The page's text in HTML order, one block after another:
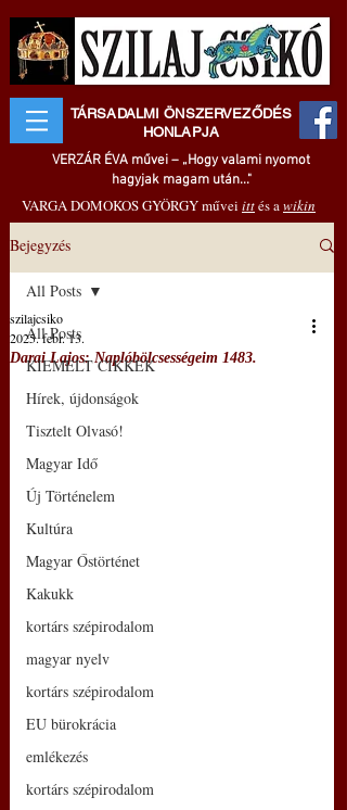
TÁRSADALMI ÖNSZERVEZŐDÉS
HONLAPJA
VERZÁR ÉVA művei – „Hogy valami nyomot
hagyjak magam után..."
VARGA DOMOKOS GYÖRGY művei ittés awikin
Bejegyzés
All Posts
KIEMELT CIKKEK
Hírek, újdonságok
Tisztelt Olvasó!
Magyar Idő
Új Történelem
Kultúra
Magyar Őstörténet
Kakukk
kortárs szépirodalom
magyar nyelv
kortárs szépirodalom
EU bürokrácia
emlékezés
kortárs szépirodalom
All Posts
Darai Lajos: Naplóbölcsességeim 1483.
szilajcsiko
2025. febr. 13.